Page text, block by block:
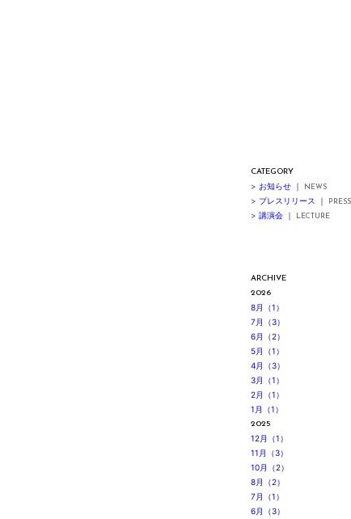
CATEGORY
> お知らせ ｜ NEWS
> プレスリリース ｜ PRESS
> 講演会 ｜ LECTURE
ARCHIVE
2026
8月（1）
7月（3）
6月（2）
5月（1）
4月（3）
3月（1）
2月（1）
1月（1）
2025
12月（1）
11月（3）
10月（2）
8月（2）
7月（1）
6月（3）